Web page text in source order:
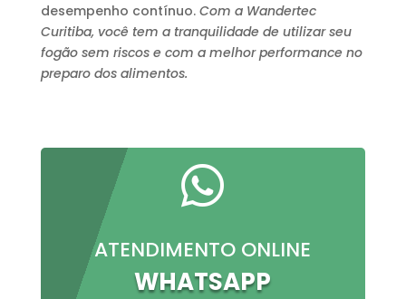
desempenho contínuo. Com a Wandertec
Curitiba, você tem a tranquilidade de utilizar seu
fogão sem riscos e com a melhor performance no
preparo dos alimentos.

ATENDIMENTO ONLINE
WHATSAPP